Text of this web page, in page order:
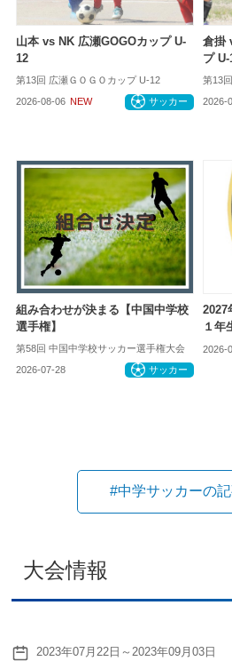
山本 vs NK 広瀬GOGOカップ U-
12
第13回 広瀬ＧＯＧＯカップ U-12
2026-08-06 NEW サッカー
倉掛
プ U-
第13
2026-
組み合わせが決まる【中国中学校
選手権】
第58回 中国中学校サッカー選手権大会
2026-07-28 サッカー
１年
2026-
#中学サッカーの
大会情報
2023年07月22日～2023年09月03日